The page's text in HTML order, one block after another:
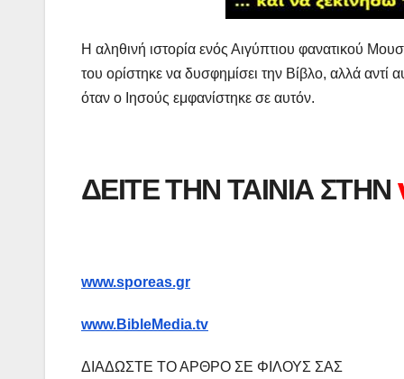
Η αληθινή ιστορία ενός Αιγύπτιου φανατικού
του ορίστηκε να δυσφημίσει την Βίβλο, αλλά
όταν ο Ιησούς εμφανίστηκε σε αυτόν.
ΔΕΙΤΕ ΤΗΝ ΤΑΙΝΙΑ ΣΤΗΝ
www.sporeas.gr
www.BibleMedia.tv
ΔΙΑΔΩΣΤΕ ΤΟ ΑΡΘΡΟ ΣΕ ΦΙΛΟΥΣ ΣΑΣ